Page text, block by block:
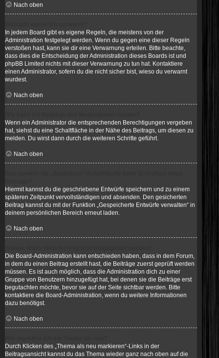
Nach oben
In jedem Board gibt es eigene Regeln, die meistens von der
Administration festgelegt werden. Wenn du gegen eine dieser Regeln
verstoßen hast, kann sie dir eine Verwarnung erteilen. Bitte beachte,
dass dies die Entscheidung der Administration dieses Boards ist und
phpBB Limited nichts mit dieser Verwarnung zu tun hat. Kontaktiere
einen Administrator, sofern du die nicht sicher bist, wieso du verwarnt
wurdest.
Nach oben
Wenn ein Administrator die entsprechenden Berechtigungen vergeben
hat, siehst du eine Schaltfläche in der Nähe des Beitrags, um diesen zu
melden. Du wirst dann durch die weiteren Schritte geführt.
Nach oben
Hiermit kannst du die geschriebene Entwürfe speichern und zu einem
späteren Zeitpunkt vervollständigen und absenden. Den gesicherten
Beitrag kannst du mit der Funktion „Gespeicherte Entwürfe verwalten“ in
deinem persönlichen Bereich erneut laden.
Nach oben
Die Board-Administration kann entschieden haben, dass in dem Forum,
in dem du einen Beitrag erstellt hast, die Beiträge zuerst geprüft werden
müssen. Es ist auch möglich, dass die Administration dich zu einer
Gruppe von Benutzern hinzugefügt hat, bei denen sie die Beiträge erst
begutachten möchte, bevor sie auf der Seite sichtbar werden. Bitte
kontaktiere die Board-Administration, wenn du weitere Informationen
dazu benötigst.
Nach oben
Durch Klicken des „Thema als neu markieren“-Links in der
Beitragsansicht kannst du das Thema wieder ganz nach oben auf die